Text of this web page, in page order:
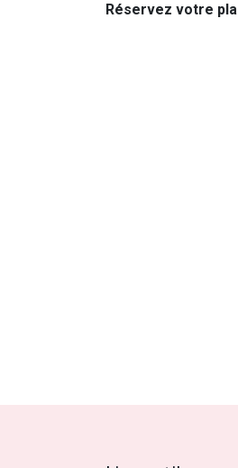
Réservez votre